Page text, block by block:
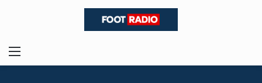
Menu